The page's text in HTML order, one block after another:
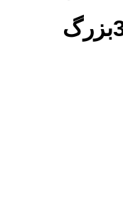
۸۵۰.۰۰۰ تومان
بود.